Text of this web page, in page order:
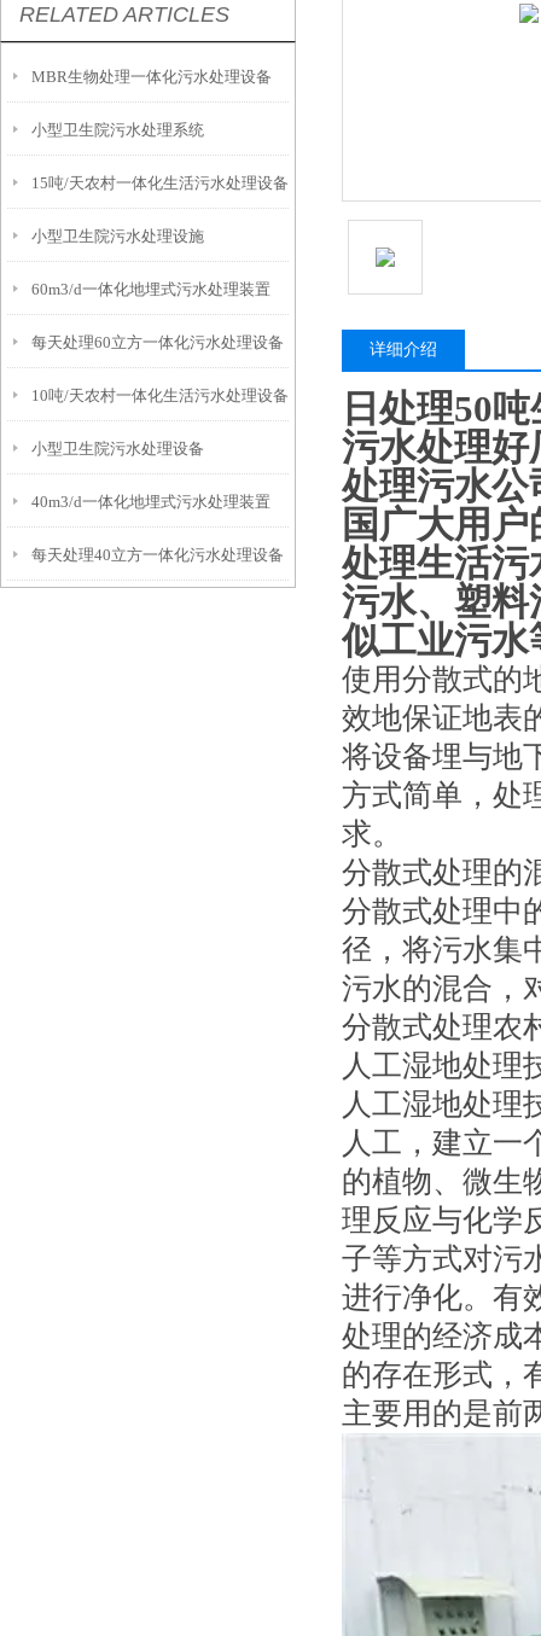
RELATED ARTICLES
MBR生物处理一体化污水处理设备
小型卫生院污水处理系统
15吨/天农村一体化生活污水处理设备
小型卫生院污水处理设施
60m3/d一体化地埋式污水处理装置
每天处理60立方一体化污水处理设备
10吨/天农村一体化生活污水处理设备
小型卫生院污水处理设备
40m3/d一体化地埋式污水处理装置
每天处理40立方一体化污水处理设备
详细介绍
日处理50
污水处理好
处理污水公
国广大用
处理生活污
污水、塑料
似工业污水
使用分散式的
效地保证地表
将设备埋与地
方式简单，处
求。
分散式处理的
分散式处理中
径，将污水集
污水的混合，
分散式处理农
人工湿地处理
人工湿地处理
人工，建立一
的植物、微生
理反应与化学
子等方式对污
进行净化。有
处理的经济成
的存在形式，
主要用的是前